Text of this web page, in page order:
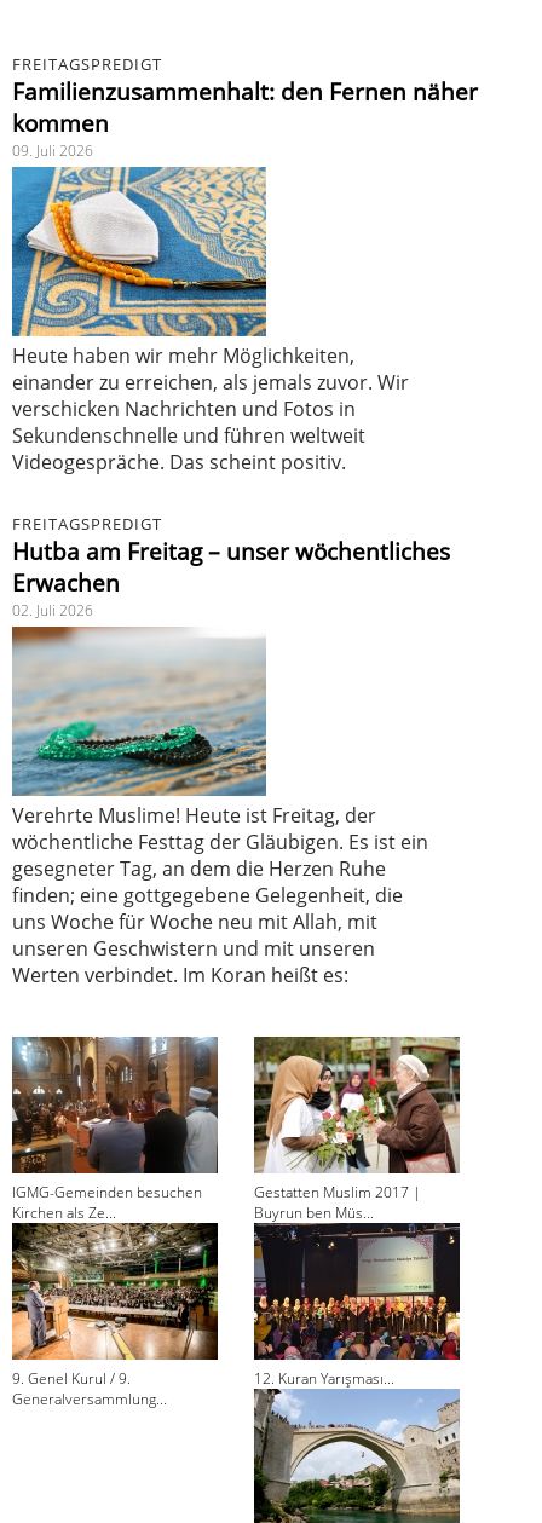
FREITAGSPREDIGT
Familienzusammenhalt: den Fernen näher
kommen
09. Juli 2026
Heute haben wir mehr Möglichkeiten,
einander zu erreichen, als jemals zuvor. Wir
verschicken Nachrichten und Fotos in
Sekundenschnelle und führen weltweit
Videogespräche. Das scheint positiv.
FREITAGSPREDIGT
Hutba am Freitag – unser wöchentliches
Erwachen
02. Juli 2026
Verehrte Muslime! Heute ist Freitag, der
wöchentliche Festtag der Gläubigen. Es ist ein
gesegneter Tag, an dem die Herzen Ruhe
finden; eine gottgegebene Gelegenheit, die
uns Woche für Woche neu mit Allah, mit
unseren Geschwistern und mit unseren
Werten verbindet. Im Koran heißt es:
IGMG-Gemeinden besuchen
Kirchen als Ze...
Gestatten Muslim 2017 |
Buyrun ben Müs...
9. Genel Kurul / 9.
Generalversammlung...
12. Kuran Yarışması...